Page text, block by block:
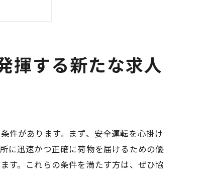
揮する新たな求人
件があります。まず、安全運転を心掛け
に迅速かつ正確に荷物を届けるための優
す。これらの条件を満たす方は、ぜひ協